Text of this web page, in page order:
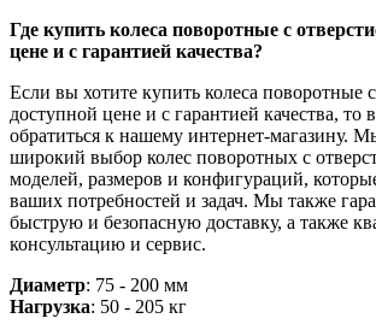
Где купить колеса поворотные с
цене и с гарантией качества?
Если вы хотите купить колеса поворотные
доступной цене и с гарантией качества, то
обратиться к нашему интернет-магазину.
широкий выбор колес поворотных с
моделей, размеров и конфигураций,
ваших потребностей и задач. Мы также
быструю и безопасную доставку, а также
консультацию и сервис.
Диаметр: 75 - 200 мм
Нагрузка: 50 - 205 кг